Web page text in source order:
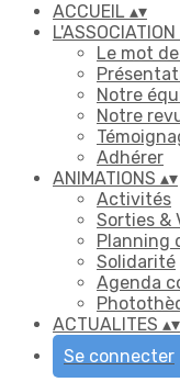
ACCUEIL ▴▾
L'ASSOCIATION
Le mot
Notre
Notre
Adhérer
ANIMATIONS ▴▾
Activités
Sorties &
Planning
Solidarité
Agenda
ACTUALITES ▴▾
Se connecter